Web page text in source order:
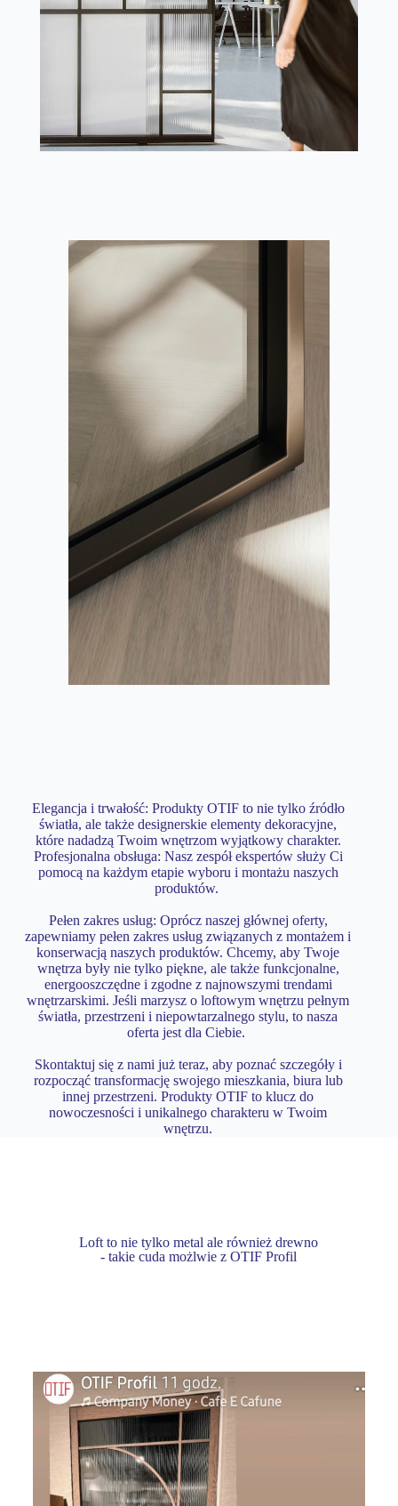
Elegancja i trwałość: Produkty OTIF to nie tylko źródło
światła, ale także designerskie elementy dekoracyjne,
które nadadzą Twoim wnętrzom wyjątkowy charakter.
Profesjonalna obsługa: Nasz zespół ekspertów służy Ci
pomocą na każdym etapie wyboru i montażu naszych
produktów.
Pełen zakres usług: Oprócz naszej głównej oferty,
zapewniamy pełen zakres usług związanych z montażem i
konserwacją naszych produktów. Chcemy, aby Twoje
wnętrza były nie tylko piękne, ale także funkcjonalne,
energooszczędne i zgodne z najnowszymi trendami
wnętrzarskimi. Jeśli marzysz o loftowym wnętrzu pełnym
światła, przestrzeni i niepowtarzalnego stylu, to nasza
oferta jest dla Ciebie.
Skontaktuj się z nami już teraz, aby poznać szczegóły i
rozpocząć transformację swojego mieszkania, biura lub
innej przestrzeni. Produkty OTIF to klucz do
nowoczesności i unikalnego charakteru w Twoim
wnętrzu.
Loft to nie tylko metal ale również drewno
- takie cuda możlwie z OTIF Profil